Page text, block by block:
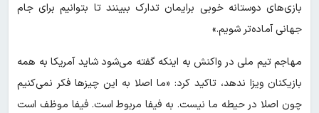
بازی‌های دوستانه خوبی برایمان تدارک ببینند تا بتوانیم برای جام
جهانی آماده‌تر شویم.»
مهاجم تیم ملی در واکنش به اینکه گفته می‌شود شاید آمریکا به همه
بازیکنان ویزا ندهد، تاکید کرد: «ما اصلا به این چیزها فکر نمی‌کنیم
چون اصلا در حیطه ما نیست. به فیفا مربوط است. فیفا موظف است